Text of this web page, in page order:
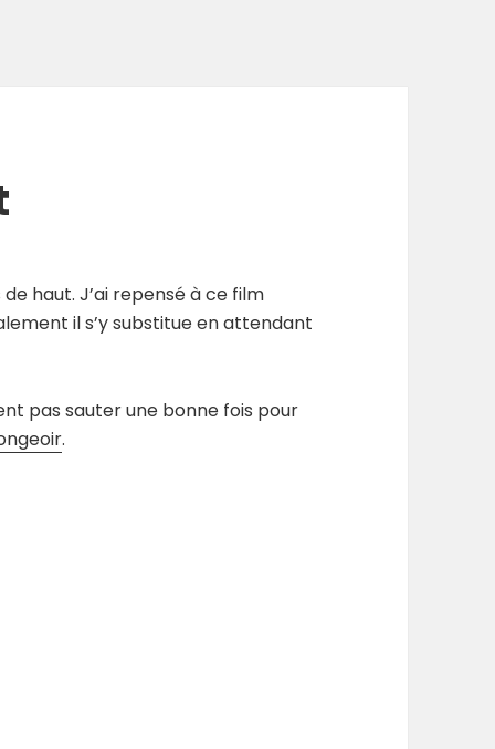
haut. J’ai repensé à ce film
il s’y substitue en attendant
pas sauter une bonne fois pour
.